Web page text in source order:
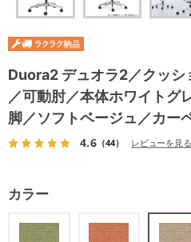
Duora2 デュオラ2／クッシ
／可動肘／本体ホワイトグ
脚／ソフトベージュ／カー
4.6（44） レビューを見る
カラー